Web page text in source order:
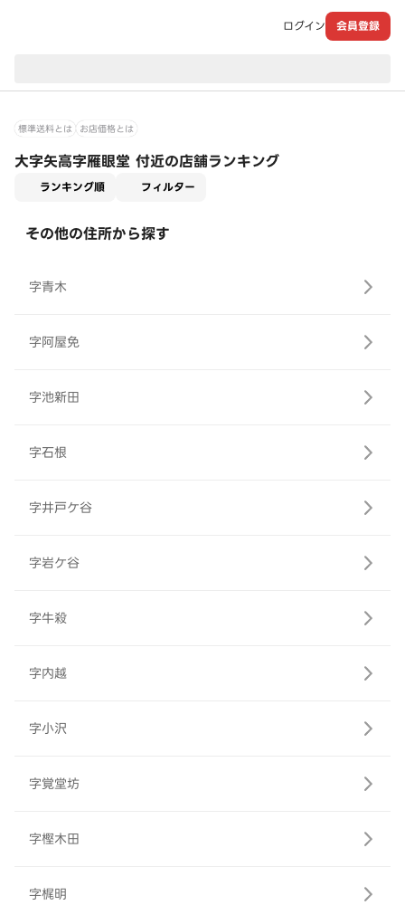
ログイン 会員登録
標準送料とは お店価格とは
大字矢高字雁眼堂 付近の店舗ランキング
ランキング順 フィルター
その他の住所から探す
字青木
字阿屋免
字池新田
字石根
字井戸ケ谷
字岩ケ谷
字牛殺
字内越
字小沢
字覚堂坊
字樫木田
字梶明